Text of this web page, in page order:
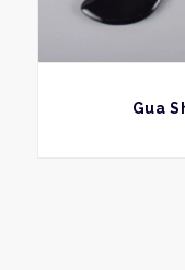
BEKIJK
Gua